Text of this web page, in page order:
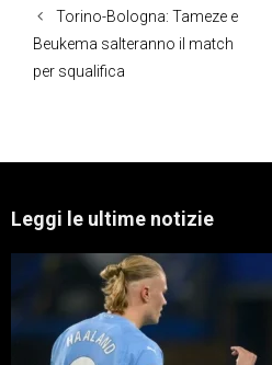
Torino-Bologna: Tameze e
Beukema salteranno il match
per squalifica
Leggi le ultime notizie